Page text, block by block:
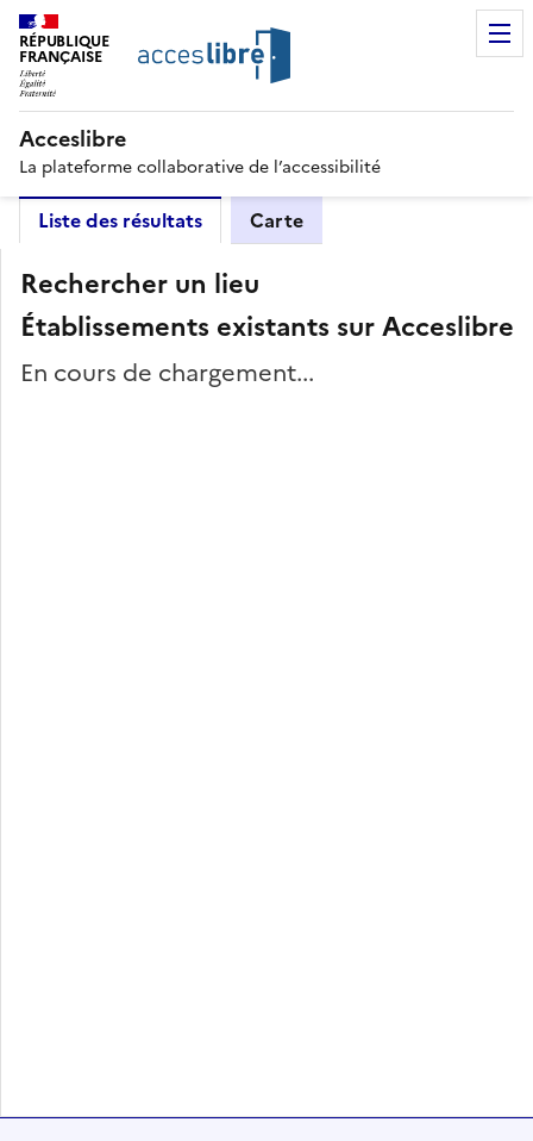
RÉPUBLIQUE
FRANÇAISE
Acceslibre
La plateforme collaborative de l’accessibilité
Liste des résultats Carte
Rechercher un lieu
Établissements existants sur Acceslibre
En cours de chargement...